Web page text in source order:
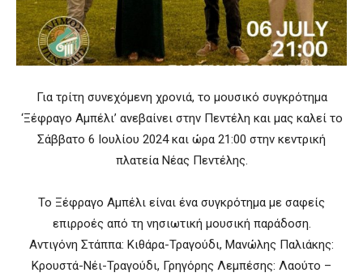
Για τρίτη συνεχόμενη χρονιά, το μουσικό συγκρότημα
‘Ξέφραγο Αμπέλι’ ανεβαίνει στην Πεντέλη και μας καλεί το
Σάββατο 6 Ιουλίου 2024 και ώρα 21:00 στην κεντρική
πλατεία Νέας Πεντέλης.
Το Ξέφραγο Αμπέλι είναι ένα συγκρότημα με σαφείς
επιρροές από τη νησιωτική μουσική παράδοση.
Αντιγόνη Στάππα: Κιθάρα-Τραγούδι, Μανώλης Παλιάκης:
Κρουστά-Νέι-Τραγούδι, Γρηγόρης Λεμπέσης: Λαούτο –